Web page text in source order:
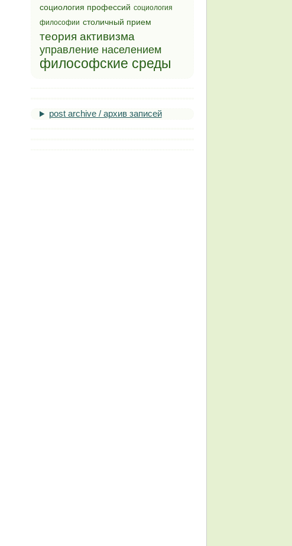
социология профессий социология
философии столичный прием
теория активизма
управление населением
философские среды
post archive / архив записей